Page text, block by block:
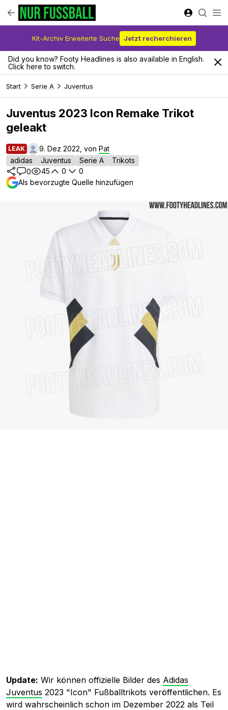
Kit-Archiv Erweiterte Suche Jetzt recherchieren
Did you know? Footy Headlines is also available in English.
Click here to switch.
Start Serie A Juventus
Juventus 2023 Icon Remake Trikot
geleakt
LEAK 9. Dez 2022, von Pat
adidas
Juventus Serie A
Trikots
0
45 0
0
Als bevorzugte Quelle hinzufügen
Update: Wir können offizielle Bilder des Adidas
Juventus 2023 "Icon" Fußballtrikots veröffentlichen. Es
wird wahrscheinlich schon im Dezember 2022 als Teil